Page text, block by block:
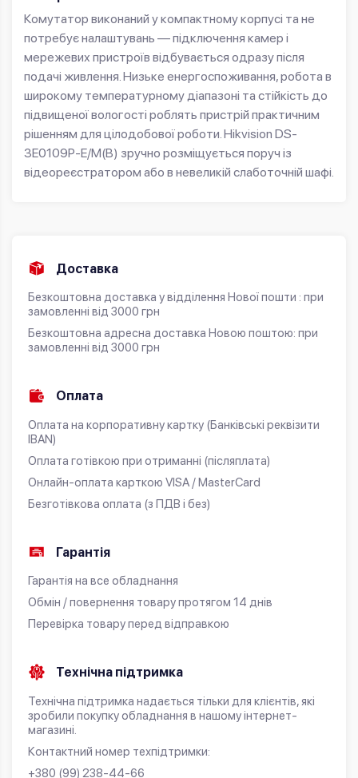
Комутатор виконаний у компактному корпусі та не
потребує налаштувань — підключення камер і
мережевих пристроїв відбувається одразу після
подачі живлення. Низьке енергоспоживання, робота в
широкому температурному діапазоні та стійкість до
підвищеної вологості роблять пристрій практичним
рішенням для цілодобової роботи. Hikvision DS-
3E0109P-E/M(B) зручно розміщується поруч із
відеореєстратором або в невеликій слаботочній шафі.
Доставка
Безкоштовна доставка у відділення Нової пошти : при
замовленні від 3000 грн
Безкоштовна адресна доставка Новою поштою: при
замовленні від 3000 грн
Оплата
Оплата на корпоративну картку (Банківські реквізити
IBAN)
Оплата готівкою при отриманні (післяплата)
Онлайн-оплата карткою VISA / MasterCard
Безготівкова оплата (з ПДВ і без)
Гарантія
Гарантія на все обладнання
Обмін / повернення товару протягом 14 днів
Перевірка товару перед відправкою
Технічна підтримка
Технічна підтримка надається тільки для клієнтів, які
зробили покупку обладнання в нашому інтернет-
магазині.
Контактний номер техпідтримки:
+380 (99) 238-44-66